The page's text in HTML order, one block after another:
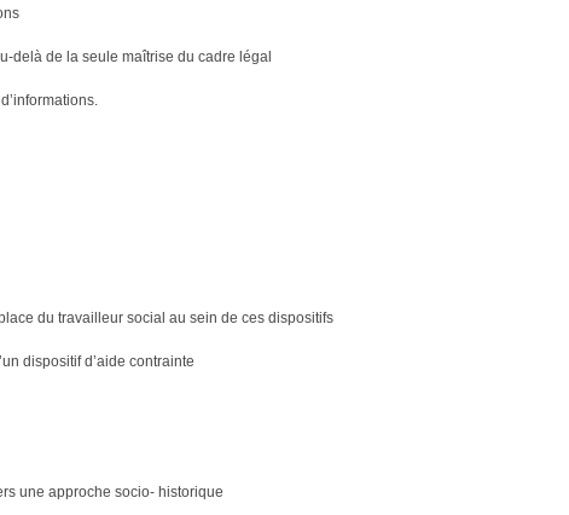
delà de la seule maîtrise du cadre légal
du travailleur social au sein de ces dispositifs
dispositif d’aide contrainte
une approche socio- historique